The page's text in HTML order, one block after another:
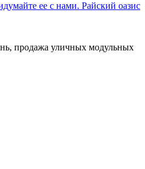
ее с нами. Райский оазис
продажа уличных модульных